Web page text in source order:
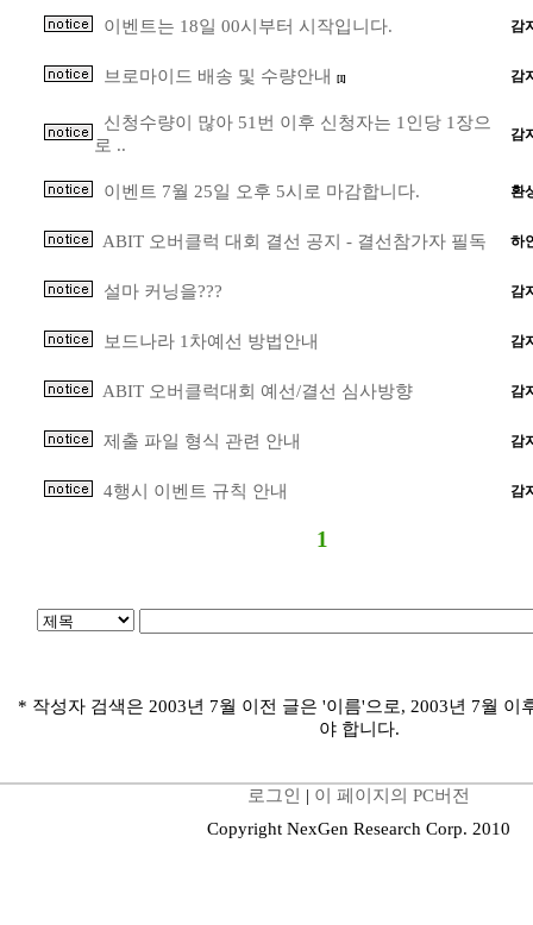
이벤트는 18일 00시부터 시작입니다. 감
브로마이드 배송 및 수량안내 [1] 감
신청수량이 많아 51번 이후 신청자는 1인당 1장으
로 ..
감
이벤트 7월 25일 오후 5시로 마감합니다. 환
ABIT 오버클럭 대회 결선 공지 - 결선참가자 필독 하
설마 커닝을??? 감
보드나라 1차예선 방법안내 감
ABIT 오버클럭대회 예선/결선 심사방향 감
제출 파일 형식 관련 안내 감
4행시 이벤트 규칙 안내 감
1
* 작성자 검색은 2003년 7월 이전 글은 '이름'으로, 2003년 7월 이
야 합니다.
로그인 | 이 페이지의 PC버전
Copyright NexGen Research Corp. 2010